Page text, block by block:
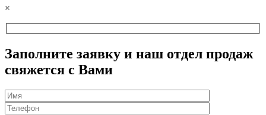
×
Заполните заявку и наш отдел продаж
свяжется с Вами